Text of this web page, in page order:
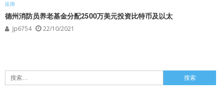
应用
德州消防员养老基金分配2500万美元投资比特币及以太
Jp6754 22/10/2021
搜
索：